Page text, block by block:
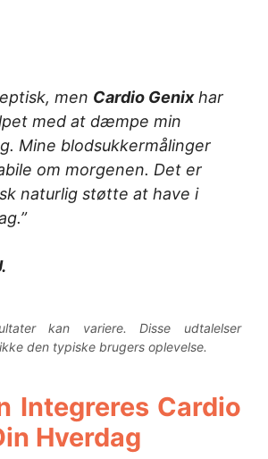
men Cardio Genixhar
med at dæmpe min
Mine blodsukkermålinger
om morgenen. Det er
naturlig støtte at have i
kan variere. Disse udtalelser
den typiske brugers oplevelse.
Integreres Cardio
Hverdag